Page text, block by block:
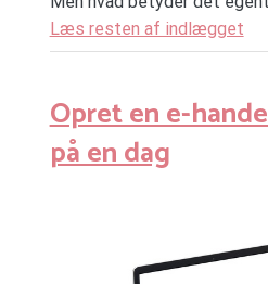
Læs resten af indlægget
Opret en e-
på en dag